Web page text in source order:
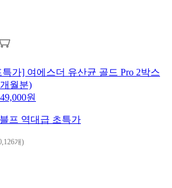
특가] 여에스더 유산균 골드 Pro 2박스
월분)
49,000원
프 역대급 초특가
개)